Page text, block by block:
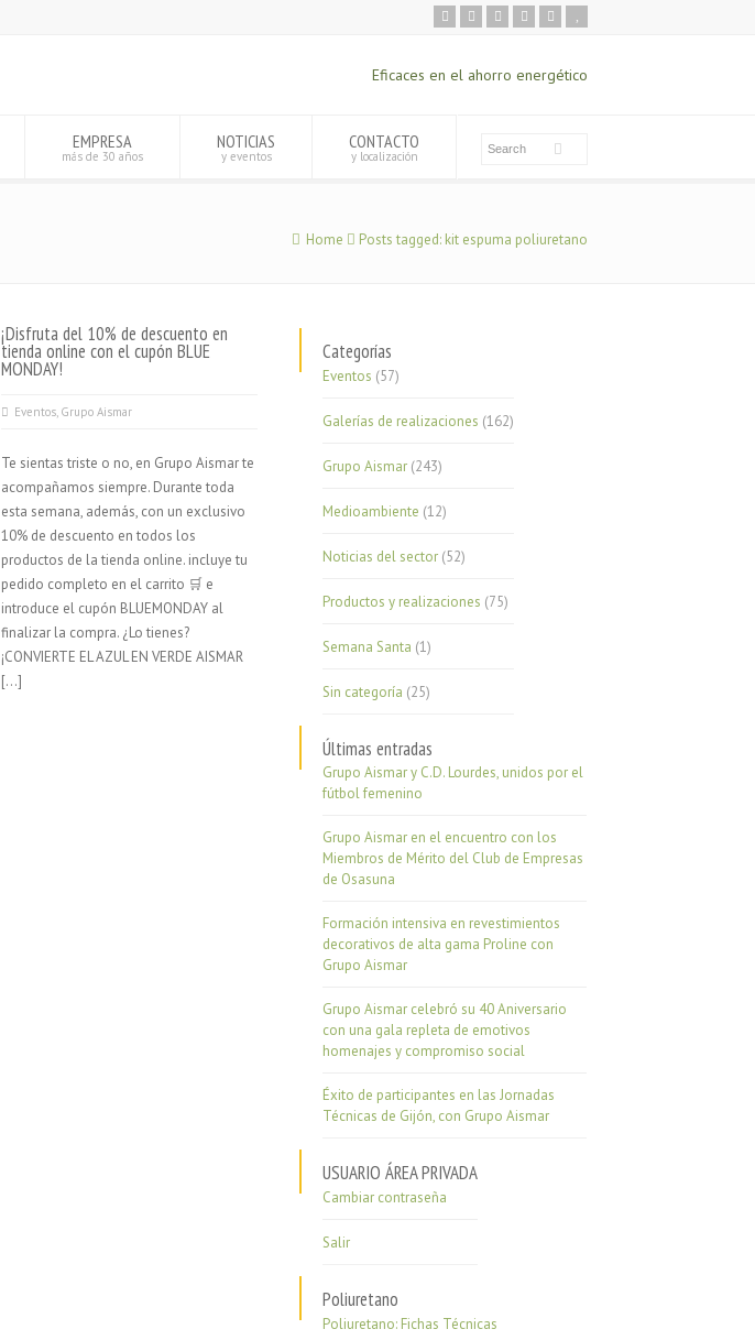
Eficaces en el ahorro energético
EMPRESA
más de 30 años
NOTICIAS
y eventos
CONTACTO
y localización
Home Posts tagged: kit espuma poliuretano
¡Disfruta del 10% de descuento en
tienda online con el cupón BLUE
MONDAY!
Eventos, Grupo Aismar
Te sientas triste o no, en Grupo Aismar te
acompañamos siempre. Durante toda
esta semana, además, con un exclusivo
10% de descuento en todos los
productos de la tienda online. incluye tu
pedido completo en el carrito 🛒 e
introduce el cupón BLUEMONDAY al
finalizar la compra. ¿Lo tienes?
¡CONVIERTE EL AZUL EN VERDE AISMAR
[…]
Categorías
Eventos (57)
Galerías de realizaciones (162)
Grupo Aismar (243)
Medioambiente (12)
Noticias del sector (52)
Productos y realizaciones (75)
Semana Santa (1)
Sin categoría (25)
Últimas entradas
Grupo Aismar y C.D. Lourdes, unidos por el
fútbol femenino
Grupo Aismar en el encuentro con los
Miembros de Mérito del Club de Empresas
de Osasuna
Formación intensiva en revestimientos
decorativos de alta gama Proline con
Grupo Aismar
Grupo Aismar celebró su 40 Aniversario
con una gala repleta de emotivos
homenajes y compromiso social
Éxito de participantes en las Jornadas
Técnicas de Gijón, con Grupo Aismar
USUARIO ÁREA PRIVADA
Cambiar contraseña
Salir
Poliuretano
Poliuretano: Fichas Técnicas